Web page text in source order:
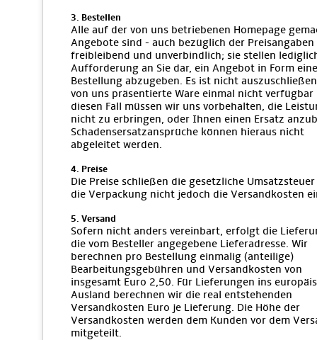
3. Bestellen
Alle auf der von uns betriebenen Homepage
Angebote sind - auch bezüglich der Preisangaben
freibleibend und unverbindlich; sie stellen
Aufforderung an Sie dar, ein Angebot in Form
Bestellung abzugeben. Es ist nicht
von uns präsentierte Ware einmal nicht verfügbar
diesen Fall müssen wir uns vorbehalten, die
nicht zu erbringen, oder Ihnen einen Ersatz
Schadensersatzansprüche können hieraus nicht
abgeleitet werden.
4. Preise
Die Preise schließen die gesetzliche
die Verpackung nicht jedoch die Versandkosten
5. Versand
Sofern nicht anders vereinbart, erfolgt die
die vom Besteller angegebene Lieferadresse. Wir
berechnen pro Bestellung einmalig (anteilige)
Bearbeitungsgebühren und Versandkosten von
insgesamt Euro 2,50. Für Lieferungen ins
Ausland berechnen wir die real entstehenden
Versandkosten Euro je Lieferung. Die Höhe der
Versandkosten werden dem Kunden vor dem
mitgeteilt.